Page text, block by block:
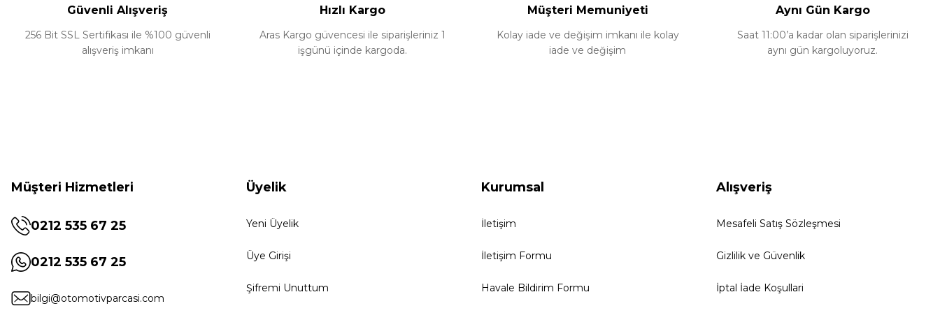
Güvenli Alışveriş
256 Bit SSL Sertifikası ile %100 güvenli
alışveriş imkanı
Hızlı Kargo
Aras Kargo güvencesi ile siparişleriniz 1
işgünü içinde kargoda.
Müşteri Memuniyeti
Kolay iade ve değişim imkanı ile kolay
iade ve değişim
Aynı Gün Kargo
Saat 11:00’a kadar olan siparişlerinizi
aynı gün kargoluyoruz.
Müşteri Hizmetleri
0212 535 67 25
0212 535 67 25
bilgi@otomotivparcasi.com
Üyelik
Yeni Üyelik
Üye Girişi
Şifremi Unuttum
Kurumsal
İletişim
İletişim Formu
Havale Bildirim Formu
Alışveriş
Mesafeli Satış Sözleşmesi
Gizlilik ve Güvenlik
İptal İade Koşullari